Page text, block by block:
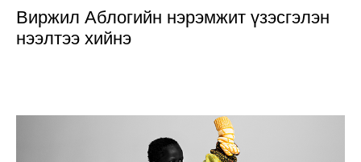
Виржил Аблогийн нэрэмжит үзэсгэлэн
нээлтээ хийнэ